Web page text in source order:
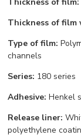
Thickness of film
Type of film:
channels
Series: 180 series
Adhesive: Henkel
Release liner:
polyethylene